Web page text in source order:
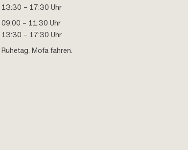
13:30 – 17:30 Uhr
09:00 – 11:30 Uhr
13:30 – 17:30 Uhr
Ruhetag. Mofa fahren.